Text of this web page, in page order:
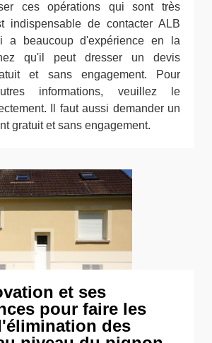
ces opérations qui sont très
indispensable de contacter ALB
a beaucoup d'expérience en la
qu'il peut dresser un devis
et sans engagement. Pour
informations, veuillez le
Il faut aussi demander un
gratuit et sans engagement.
et ses
pour faire les
des